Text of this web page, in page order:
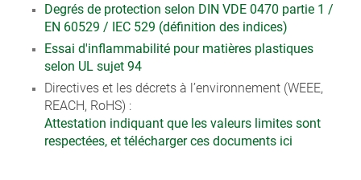
Degrés de protection selon DIN VDE 0470 partie 1 /
EN 60529 / IEC 529 (définition des indices)
Essai d'inflammabilité pour matières plastiques
selon UL sujet 94
Directives et les décrets à l’environnement (WEEE,
REACH, RoHS) :
Attestation indiquant que les valeurs limites sont
respectées, et télécharger ces documents ici